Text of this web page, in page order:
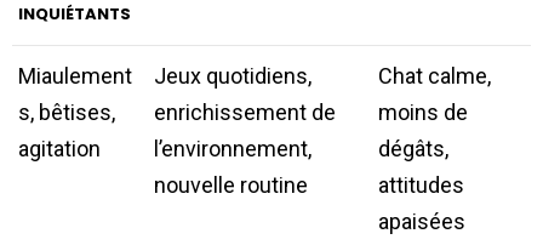
INQUIÉTANTS
Miaulement
s, bêtises,
agitation
Jeux quotidiens,
enrichissement de
l’environnement,
nouvelle routine
Chat calme,
moins de
dégâts,
attitudes
apaisées